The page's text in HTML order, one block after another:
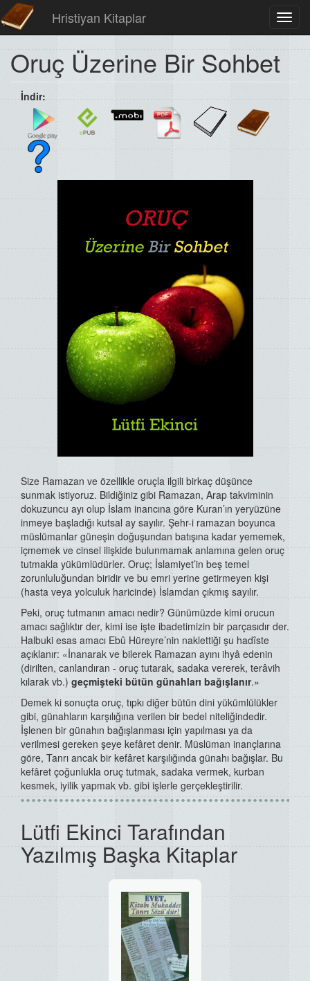
Hristiyan Kitaplar
Oruç Üzerine Bir Sohbet
İndir:
Size Ramazan ve özellikle oruçla ilgili birkaç düşünce
sunmak istiyoruz. Bildiğiniz gibi Ramazan, Arap takviminin
dokuzuncu ayı olup İslam inancına göre Kuran’ın yeryüzüne
inmeye başladığı kutsal ay sayılır. Şehr-i ramazan boyunca
müslümanlar güneşin doğuşundan batışına kadar yememek,
içmemek ve cinsel ilişkide bulunmamak anlamına gelen oruç
tutmakla yükümlüdürler. Oruç; İslamiyet’in beş temel
zorunluluğundan biridir ve bu emri yerine getirmeyen kişi
(hasta veya yolculuk haricinde) İslamdan çıkmış sayılır.
Peki, oruç tutmanın amacı nedir? Günümüzde kimi orucun
amacı sağlıktır der, kimi ise işte ibadetimizin bir parçasıdır der.
Halbuki esas amacı Ebû Hüreyre’nin naklettiği şu hadîste
açıklanır: «İnanarak ve bilerek Ramazan ayını ihyâ edenin
(dirilten, canlandıran - oruç tutarak, sadaka vererek, terâvih
kılarak vb.) geçmişteki bütün günahları bağışlanır.»
Demek ki sonuçta oruç, tıpkı diğer bütün dini yükümlülükler
gibi, günahların karşılığına verilen bir bedel niteliğindedir.
İşlenen bir günahın bağışlanması için yapılması ya da
verilmesi gereken şeye kefâret denir. Müslüman inançlarına
göre, Tanrı ancak bir kefâret karşılığında günahı bağışlar. Bu
kefâret çoğunlukla oruç tutmak, sadaka vermek, kurban
kesmek, iyilik yapmak vb. gibi işlerle gerçekleştirilir.
Lütfi Ekinci Tarafından
Yazılmış Başka Kitaplar